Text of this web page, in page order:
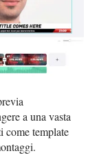
a una vasta
come template